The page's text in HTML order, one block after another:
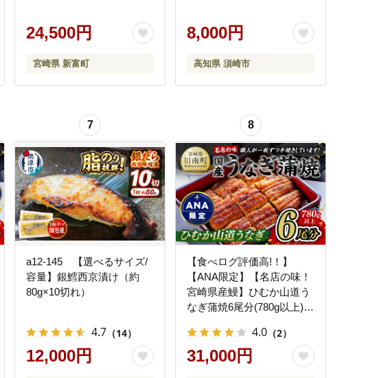
【C388-840-3d】
24,500円
宮崎県 新富町
魚 高知県 須崎市
8,000円
高知県 須崎市
7
a12-145 【選べるサイズ/
容量】銀鱈西京漬け（約
80g×10切れ）
4.7 （14）
12,000円
8
【食べログ評価高!！】
【ANA限定】【名店の味！
宮崎県産鰻】ひむか山道う
なぎ蒲焼6尾分(780g以上)
[B08413]
4.0 （2）
31,000円